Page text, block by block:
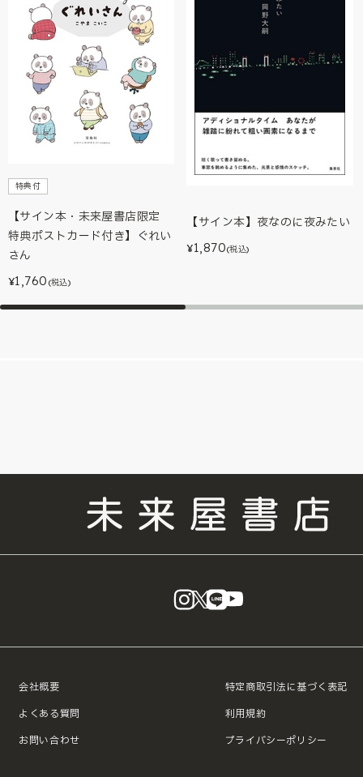
特典付
【サイン本・未来屋書店限定
特典ポストカード付き】ぐれい
さん
¥1,760 (税込)
【サイン本】夜なのに夜みたい
¥1,870(税込)
instagram
X LINE
会社概要
よくある質問
お問い合わせ
特定商取引法に基づく表記
利用規約
プライバシーポリシー